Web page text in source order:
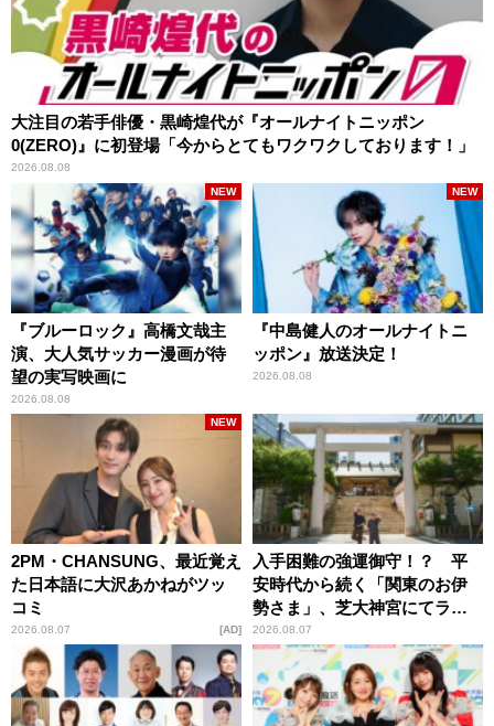
大注目の若手俳優・黒崎煌代が『オールナイトニッポン
0(ZERO)』に初登場「今からとてもワクワクしております！」
2026.08.08
『ブルーロック』高橋文哉主
演、大人気サッカー漫画が待
望の実写映画に
2026.08.08
NEW
『中島健人のオールナイトニ
ッポン』放送決定！
2026.08.08
NEW
2PM・CHANSUNG、最近覚え
た日本語に大沢あかねがツッ
コミ
2026.08.07
NEW
AD
入手困難の強運御守！？ 平
安時代から続く「関東のお伊
勢さま」、芝大神宮にてラン
パンプスが合格祈願！
2026.08.07